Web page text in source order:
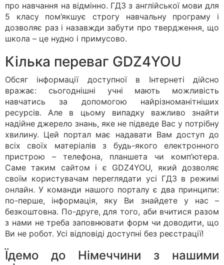
про навчання на відмінно. ГДЗ з англійської мови для
5 класу пом’якшує строгу навчальну програму і
дозволяє раз і назавжди забути про твердження, що
школа – це нудно і примусово.
Кілька переваг GDZ4YOU
Обсяг інформації доступної в Інтернеті дійсно
вражає: сьогоднішні учні мають можливість
навчатись за допомогою найрізноманітніших
ресурсів. Але в цьому випадку важливо знайти
надійне джерело знань, яке не підведе Вас у потрібну
хвилину. Цей портал має надавати Вам доступ до
всіх своїх матеріалів з будь-якого електронного
пристрою – телефона, планшета чи комп’ютера.
Саме таким сайтом і є GDZ4YOU, який дозволяє
своїм користувачам переглядати усі ГДЗ в режимі
онлайн. У команди нашого порталу є два принципи:
по-перше, інформація, яку Ви знайдете у нас –
безкоштовна. По-друге, для того, аби вчитися разом
з нами не треба заповнювати форм чи доводити, що
Ви не робот. Усі відповіді доступні без реєстрації!
Їдемо до Німеччини з нашими